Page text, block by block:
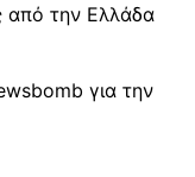
από την Ελλάδα
για την